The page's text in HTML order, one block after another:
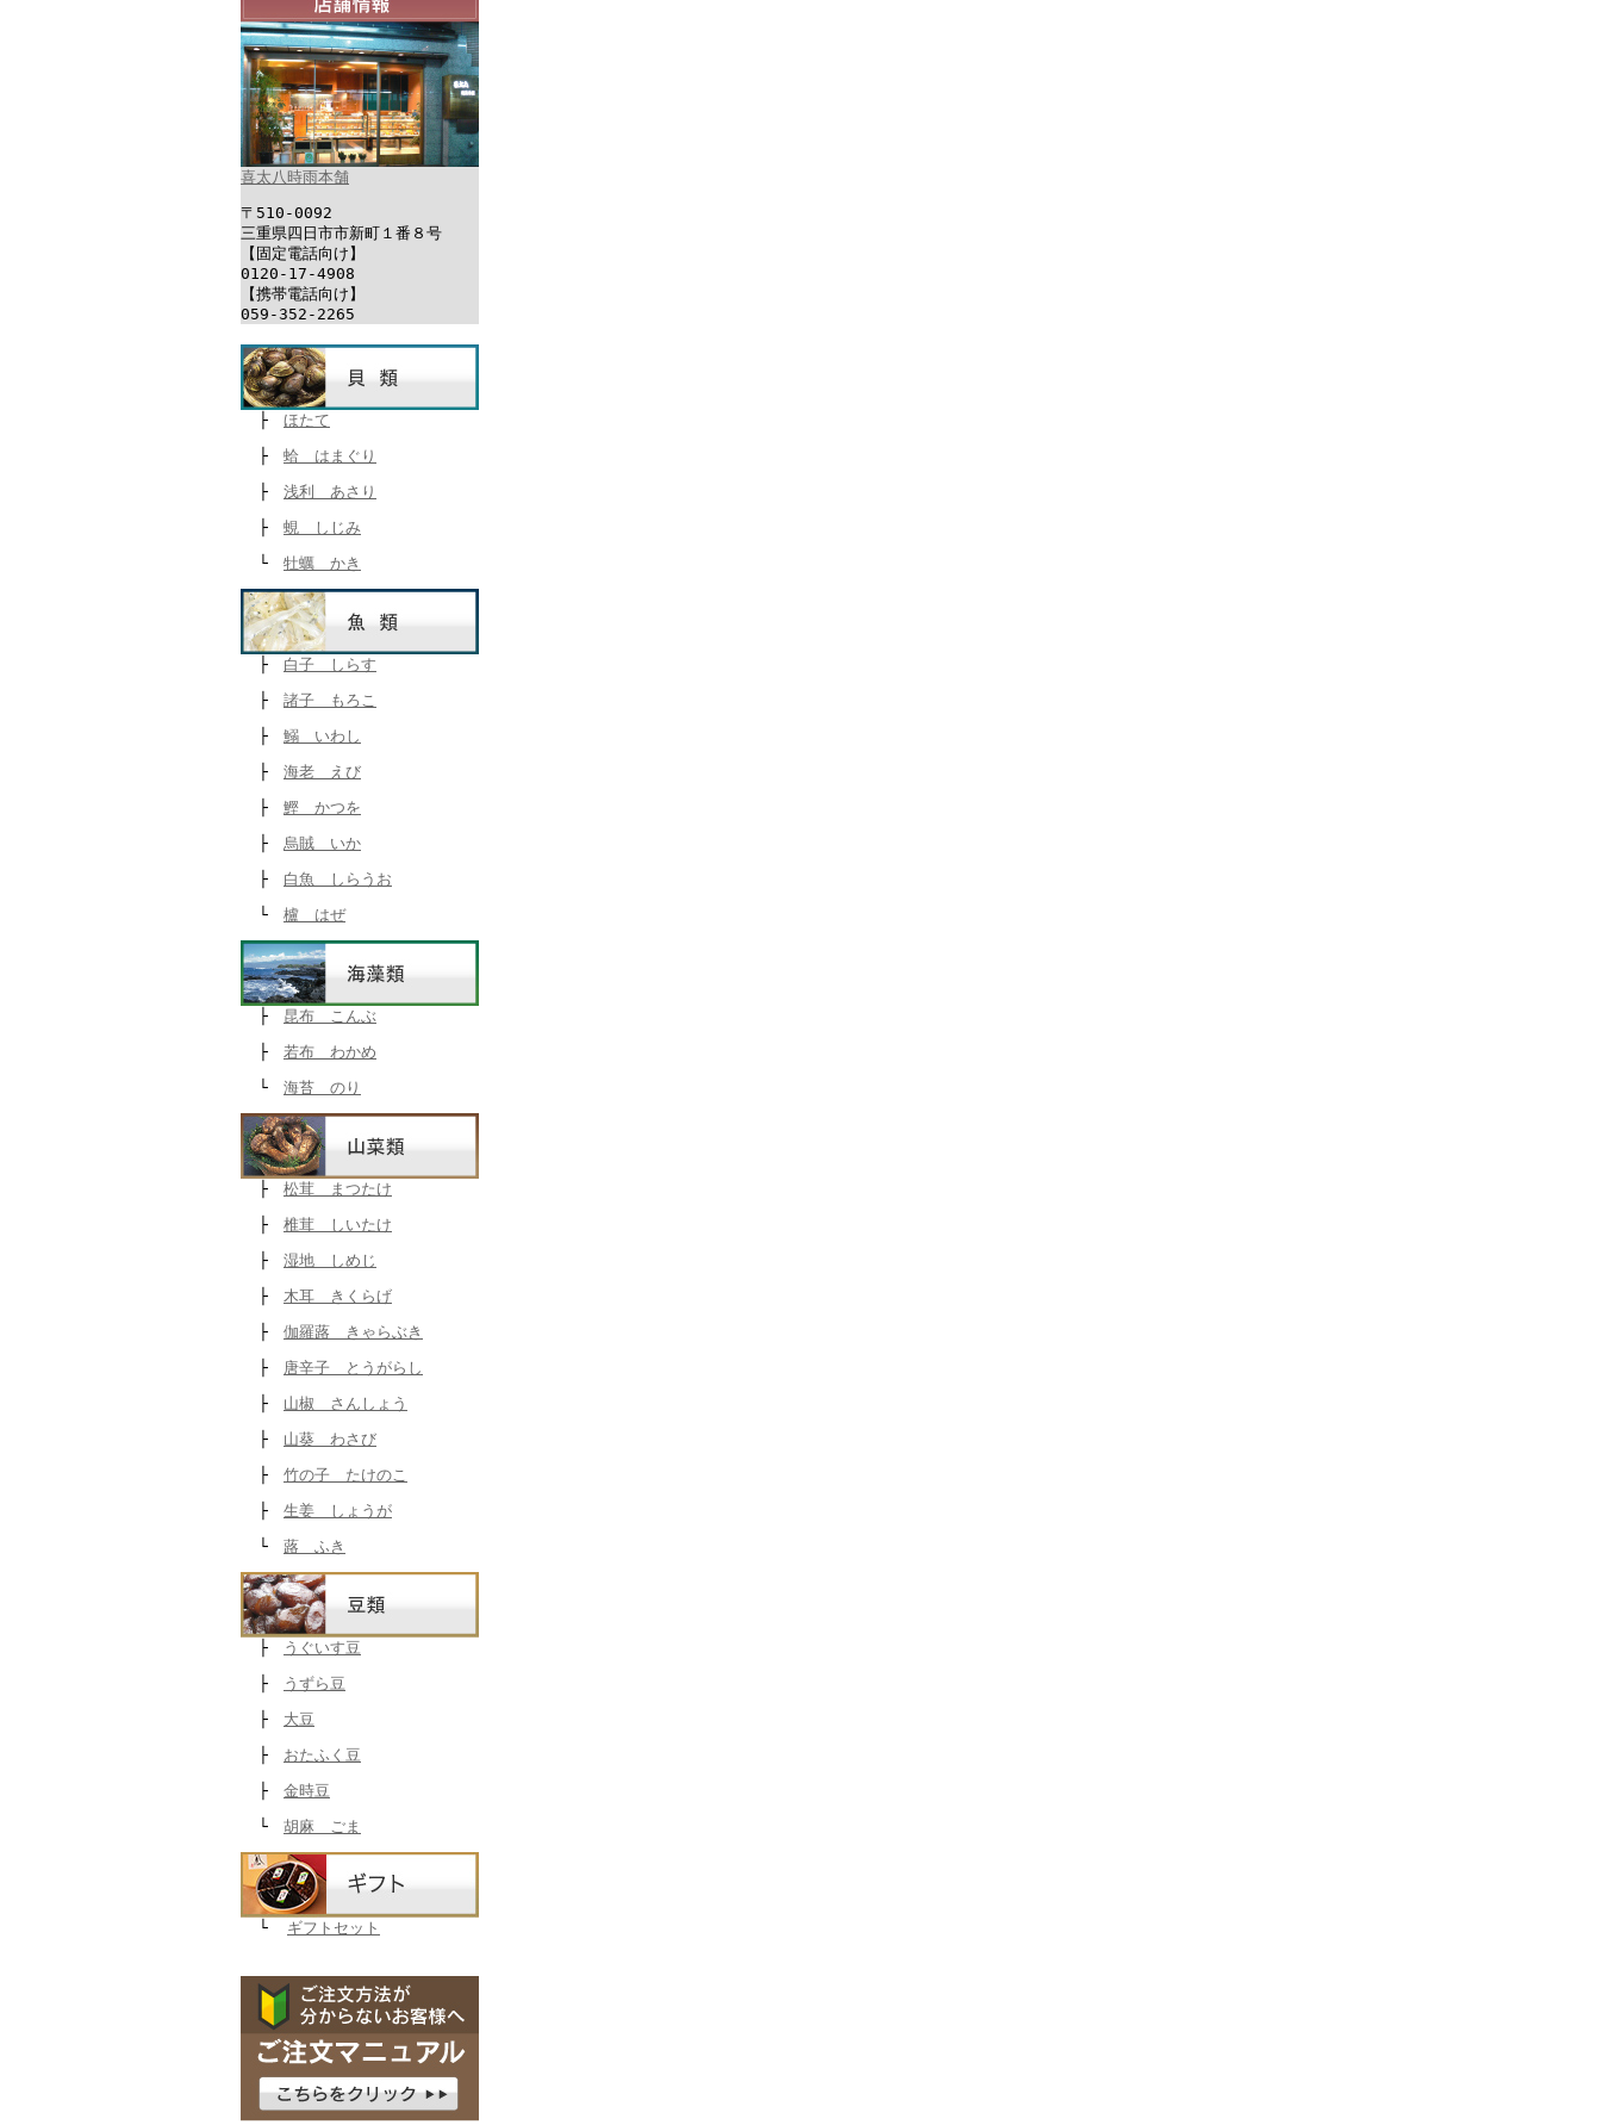
喜太八時雨本舗
〒510-0092
三重県四日市市新町１番８号
【固定電話向け】
0120-17-4908
【携帯電話向け】
059-352-2265
├
ほたて
├
蛤 はまぐり
├
浅利 あさり
├
蜆 しじみ
└
牡蠣 かき
├
白子 しらす
├
諸子 もろこ
├
鰯 いわし
├
海老 えび
├
鰹 かつを
├
烏賊 いか
├
白魚 しらうお
└
櫨 はぜ
├
昆布 こんぶ
├
若布 わかめ
└
海苔 のり
├
松茸 まつたけ
├
椎茸 しいたけ
├
湿地 しめじ
├
木耳 きくらげ
├
伽羅蕗 きゃらぶき
├
唐辛子 とうがらし
├
山椒 さんしょう
├
山葵 わさび
├
竹の子 たけのこ
├
生姜 しょうが
└
蕗 ふき
├
うぐいす豆
├
うずら豆
├
大豆
├
おたふく豆
├
金時豆
└
胡麻 ごま
└ ギフトセット